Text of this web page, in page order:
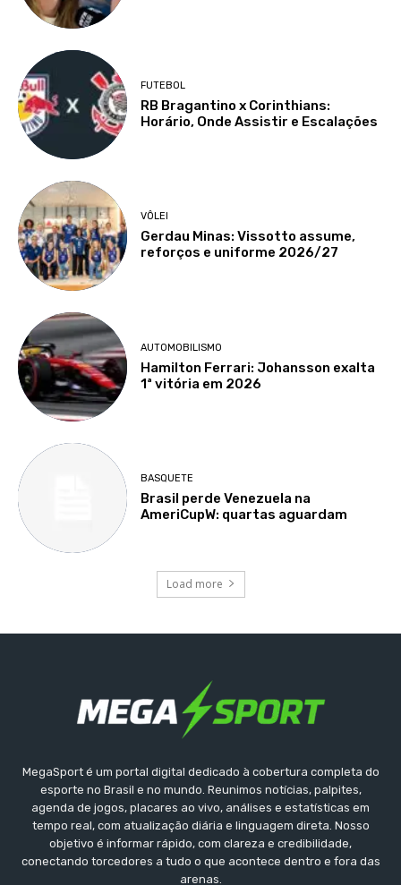
FUTEBOL
RB Bragantino x Corinthians:
Horário, Onde Assistir e Escalações
VÔLEI
Gerdau Minas: Vissotto assume,
reforços e uniforme 2026/27
AUTOMOBILISMO
Hamilton Ferrari: Johansson exalta
1ª vitória em 2026
BASQUETE
Brasil perde Venezuela na
AmeriCupW: quartas aguardam
Load more
MegaSport é um portal digital dedicado à cobertura completa do
esporte no Brasil e no mundo. Reunimos notícias, palpites,
agenda de jogos, placares ao vivo, análises e estatísticas em
tempo real, com atualização diária e linguagem direta. Nosso
objetivo é informar rápido, com clareza e credibilidade,
conectando torcedores a tudo o que acontece dentro e fora das
arenas.